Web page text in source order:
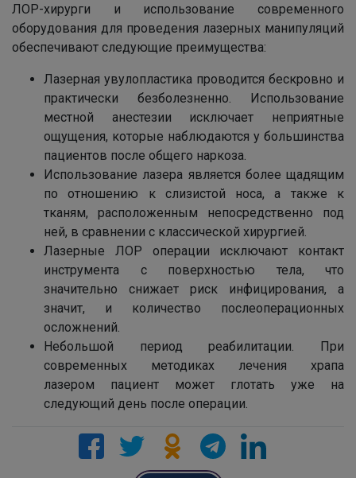
ЛОР-хирурги и использование современного
оборудования для проведения лазерных манипуляций
обеспечивают следующие преимущества:
Лазерная увулопластика проводится бескровно и
практически безболезненно. Использование
местной анестезии исключает неприятные
ощущения, которые наблюдаются у большинства
пациентов после общего наркоза.
Использование лазера является более щадящим
по отношению к слизистой носа, а также к
тканям, расположенным непосредственно под
ней, в сравнении с классической хирургией.
Лазерные ЛОР операции исключают контакт
инструмента с поверхностью тела, что
значительно снижает риск инфицирования, а
значит, и количество послеоперационных
осложнений.
Небольшой период реабилитации. При
современных методиках лечения храпа
лазером пациент может глотать уже на
следующий день после операции.